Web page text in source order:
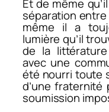
Et de même
séparation
même il a
lumière qu’il
de la
avec une
été nourri toute
d’une
soumission